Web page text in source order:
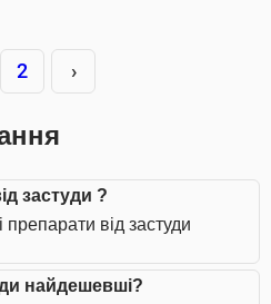
2 ›
застуди ?
препарати від застуди
найдешевші?